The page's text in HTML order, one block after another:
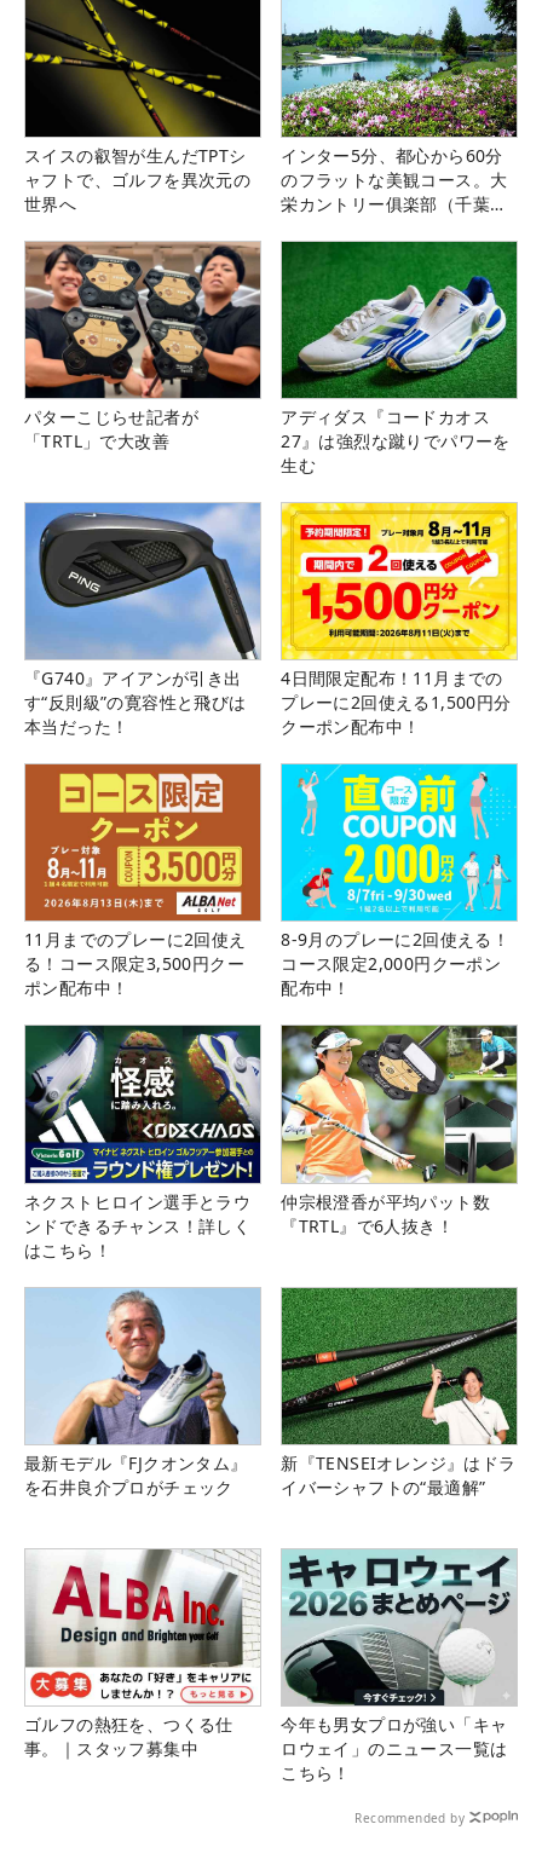
スイスの叡智が生んだTPTシ
ャフトで、ゴルフを異次元の
世界へ
インター5分、都心から60分
のフラットな美観コース。大
栄カントリー俱楽部（千葉
パターこじらせ記者が
「TRTL」で大改善
アディダス『コードカオス
27』は強烈な蹴りでパワーを
生む
『G740』アイアンが引き出
す“反則級”の寛容性と飛びは
本当だった！
4日間限定配布！11月までの
プレーに2回使える1,500円分
クーポン配布中！
11月までのプレーに2回使え
る！コース限定3,500円クー
ポン配布中！
8-9月のプレーに2回使える！
コース限定2,000円クーポン
配布中！
ネクストヒロイン選手とラウ
ンドできるチャンス！詳しく
はこちら！
仲宗根澄香が平均パット数
『TRTL』で6人抜き！
最新モデル『FJクオンタム』
を石井良介プロがチェック
新『TENSEIオレンジ』はドラ
イバーシャフトの“最適解”
ゴルフの熱狂を、つくる仕
事。｜スタッフ募集中
今年も男女プロが強い「キャ
ロウェイ」のニュース一覧は
こちら！
Recommended by